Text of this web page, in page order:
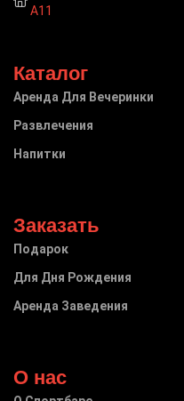
А11
Каталог
Аренда Для Вечеринки
Развлечения
Напитки
Заказать
Подарок
Для Дня Рождения
Аренда Заведения
О нас